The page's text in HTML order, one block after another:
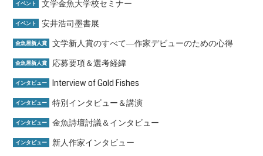
イベント 文学金魚大学校セミナー
イベント 安井浩司墨書展
金魚屋新人賞 文学新人賞のすべて―作家デビューのための心得
金魚屋新人賞 応募要項＆選考経緯
インタビュー Interview of Gold Fishes
インタビュー 特別インタビュー＆講演
インタビュー 金魚詩壇討議＆インタビュー
インタビュー 新人作家インタビュー